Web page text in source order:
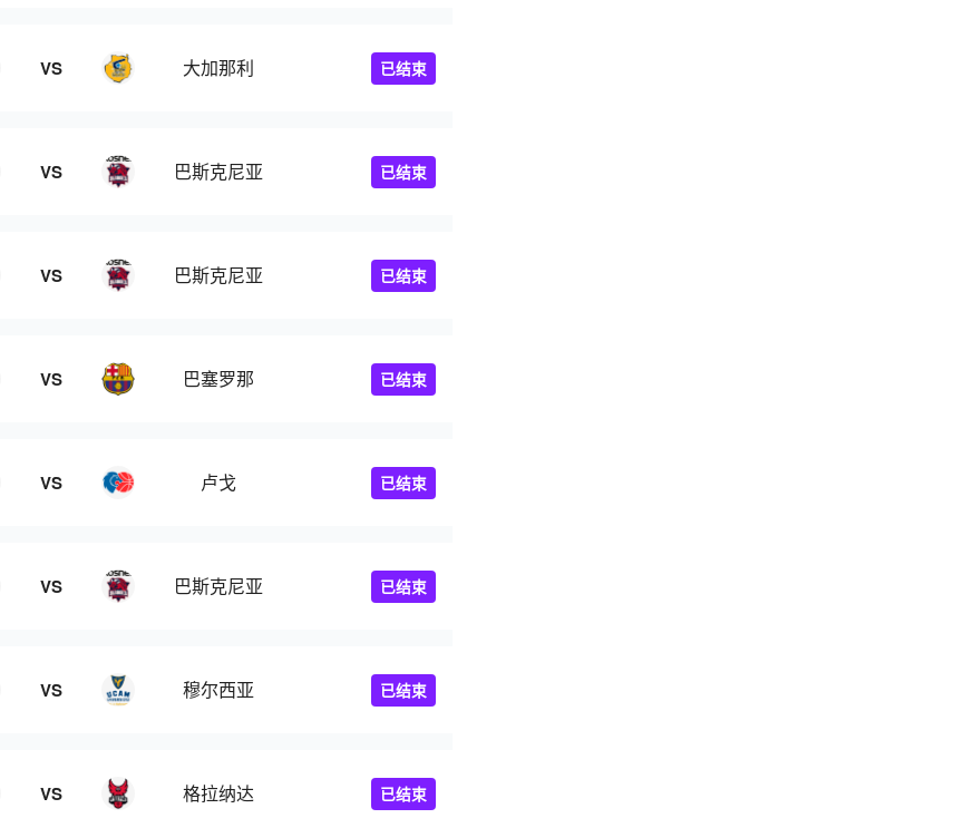
VS 大加那利 已结束
VS 巴斯克尼亚 已结束
VS 巴斯克尼亚 已结束
VS 巴塞罗那 已结束
VS 卢戈 已结束
VS 巴斯克尼亚 已结束
VS 穆尔西亚 已结束
VS 格拉纳达 已结束